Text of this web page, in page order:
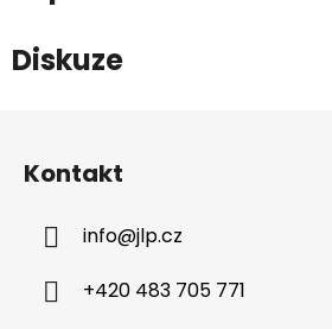
Diskuze
Kontakt
info@jlp.cz
+420 483 705 771